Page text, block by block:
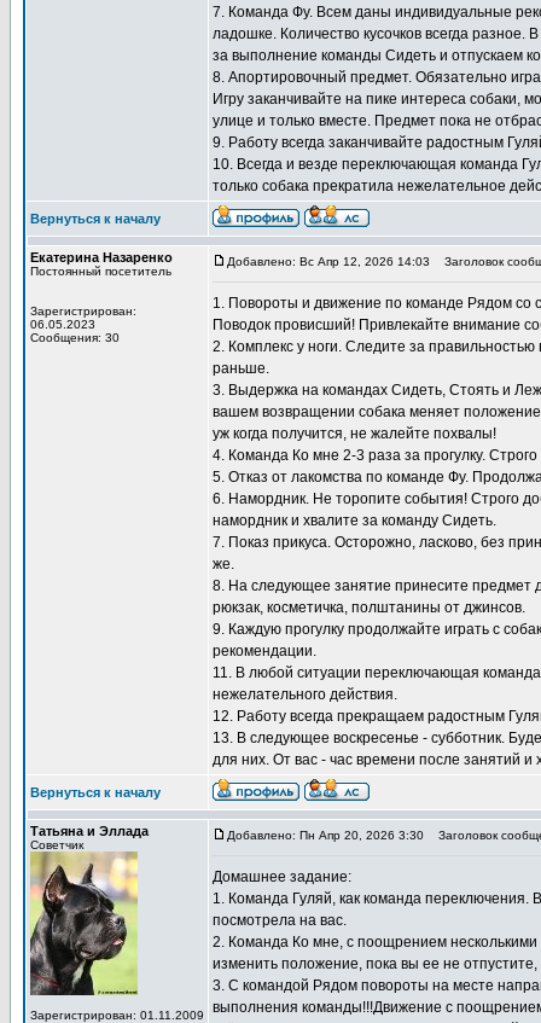
7. Команда Фу. Всем даны индивидуальные
ладошке. Количество кусочков всегда разное.
за выполнение команды Сидеть и отпускаем
8. Апортировочный предмет. Обязательно
Игру заканчивайте на пике интереса собаки,
улице и только вместе. Предмет пока не
9. Работу всегда заканчивайте радостным
10. Всегда и везде переключающая команда
только собака прекратила нежелательное
Вернуться к началу
Екатерина Назаренко
Постоянный посетитель
Зарегистрирован:
06.05.2023
Сообщения: 30
Добавлено: Вс Апр 12, 2026 14:03 Заголовок
1. Повороты и движение по команде Рядом со
Поводок провисший! Привлекайте внимание
2. Комплекс у ноги. Следите за
раньше.
3. Выдержка на командах Сидеть, Стоять и
вашем возвращении собака меняет
уж когда получится, не жалейте похвалы!
4. Команда Ко мне 2-3 раза за прогулку.
5. Отказ от лакомства по команде Фу.
6. Намордник. Не торопите события! Строго
намордник и хвалите за команду Сидеть.
7. Показ прикуса. Осторожно, ласково, без
же.
8. На следующее занятие принесите предмет
рюкзак, косметичка, полштанины от джинсов.
9. Каждую прогулку продолжайте играть с
рекомендации.
11. В любой ситуации переключающая
нежелательного действия.
12. Работу всегда прекращаем радостным
13. В следующее воскресенье - субботник.
для них. От вас - час времени после занятий
Вернуться к началу
Татьяна и Эллада
Советчик
Зарегистрирован: 01.11.2009
Добавлено: Пн Апр 20, 2026 3:30 Заголовок
Домашнее задание:
1. Команда Гуляй, как команда переключения.
посмотрела на вас.
2. Команда Ко мне, с поощрением несколькими
изменить положение, пока вы ее не
3. С командой Рядом повороты на месте
выполнения команды!!!Движение с